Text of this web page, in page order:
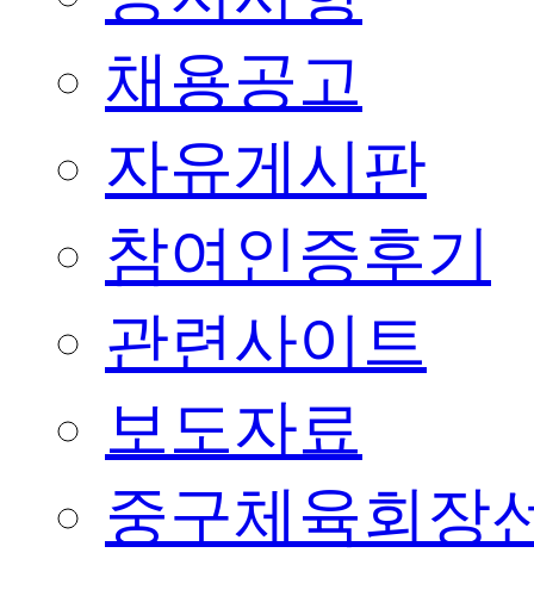
채용공고
자유게시판
참여인증후기
관련사이트
보도자료
중구체육회장